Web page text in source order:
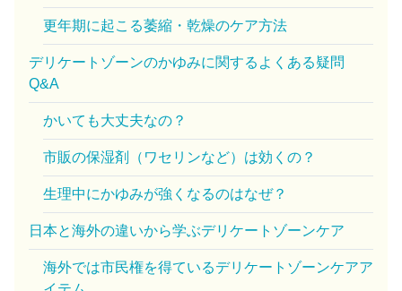
更年期に起こる萎縮・乾燥のケア方法
デリケートゾーンのかゆみに関するよくある疑問
Q&A
かいても大丈夫なの？
市販の保湿剤（ワセリンなど）は効くの？
生理中にかゆみが強くなるのはなぜ？
日本と海外の違いから学ぶデリケートゾーンケア
海外では市民権を得ているデリケートゾーンケアア